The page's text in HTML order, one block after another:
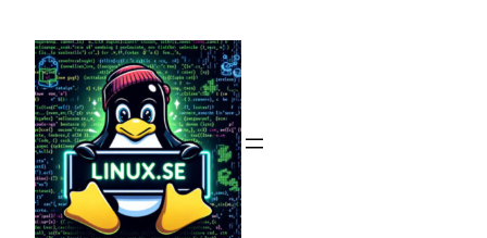
innehåll